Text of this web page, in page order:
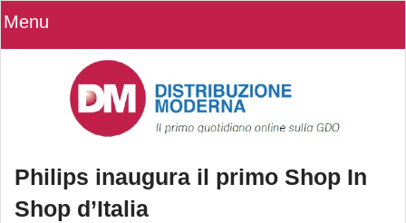
Menu
Philips inaugura il primo Shop In
Shop d’Italia